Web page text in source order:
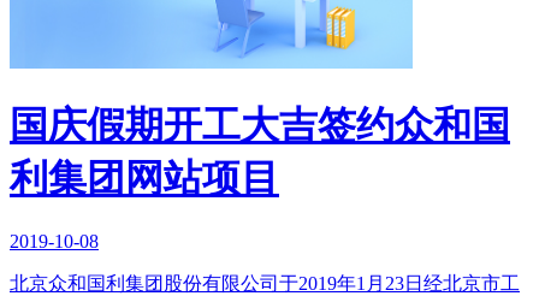
国庆假期开工大吉签约众和国
利集团网站项目
2019-10-08
北京众和国利集团股份有限公司于2019年1月23日经北京市工